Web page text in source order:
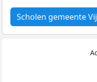
Scholen gemeente